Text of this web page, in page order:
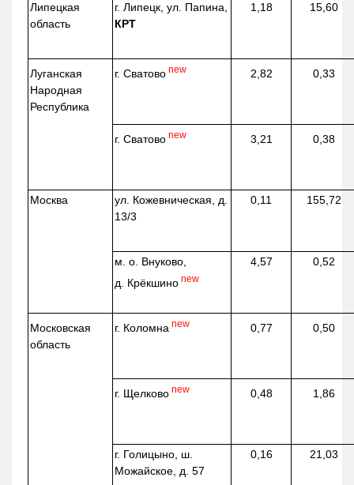
Липецкая
область
г. Липецк, ул. Папина,
КРТ
1,18 15,60
Луганская
Народная
Республика
г. Сватово new 2,82 0,33
г. Сватово new 3,21 0,38
Москва ул. Кожевническая, д.
13/3
0,11 155,72
м. о. Внуково,
д. Крёкшино new
4,57 0,52
Московская
область
г. Коломна new 0,77 0,50
г. Щелково new 0,48 1,86
г. Голицыно, ш.
Можайское, д. 57
0,16 21,03